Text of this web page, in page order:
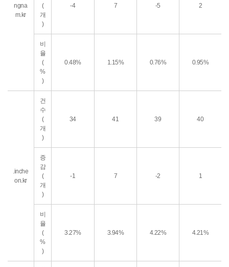
ngna
m.kr
(
개
)
-4 7 -5 2
비
율
(
%
)
0.48% 1.15% 0.76% 0.95%
.inche
on.kr
건
수
(
개
)
34 41 39 40
증
감
(
개
)
-1 7 -2 1
비
율
(
%
)
3.27% 3.94% 4.22% 4.21%